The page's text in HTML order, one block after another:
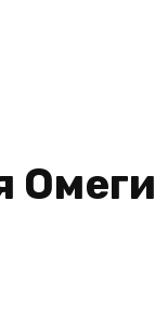
Омеги